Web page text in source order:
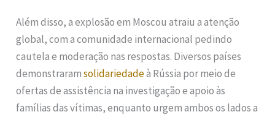
Além disso, a explosão em Moscou atraiu a atenção
global, com a comunidade internacional pedindo
cautela e moderação nas respostas. Diversos países
demonstraramsolidariedadeà Rússia por meio de
ofertas de assistência na investigação e apoio às
famílias das vítimas, enquanto urgem ambos os lados a